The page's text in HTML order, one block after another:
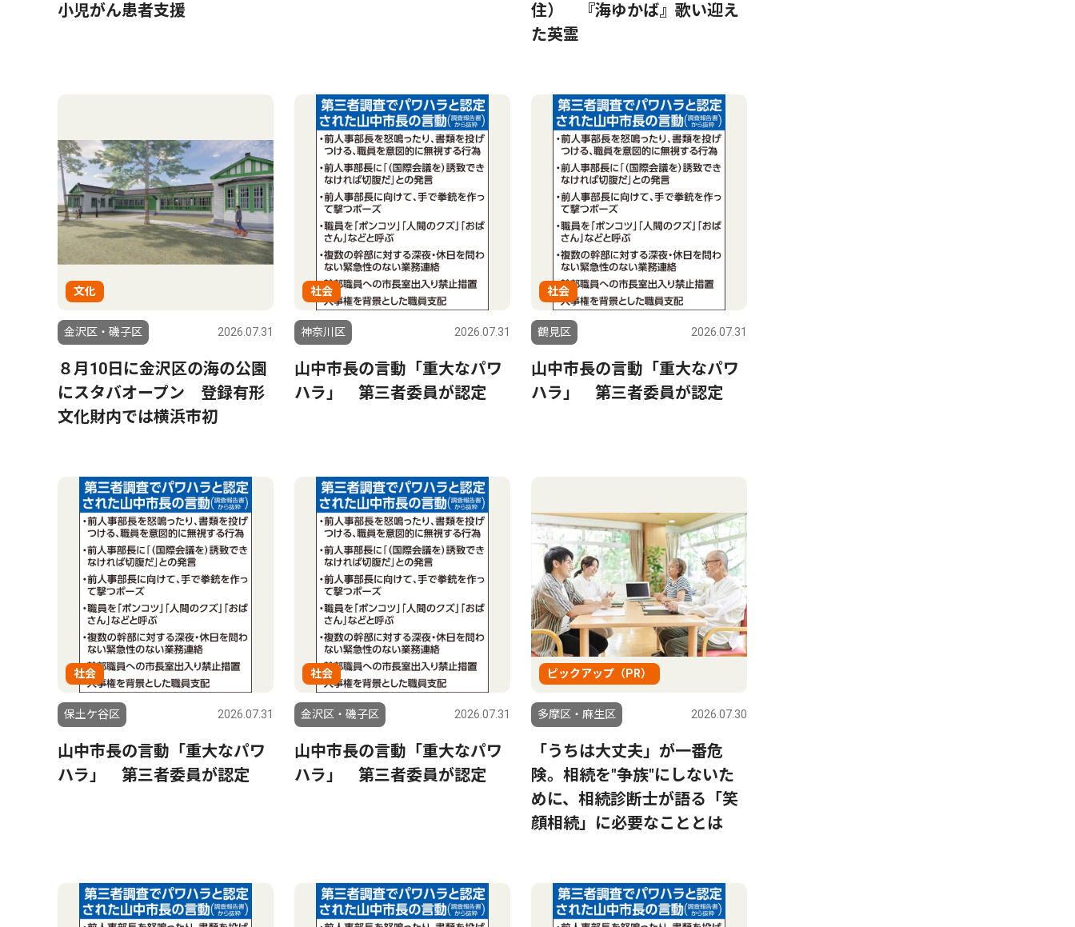
小児がん患者支援
住） 『海ゆかば』歌い迎え
た英霊
文化
金沢区・磯子区 2026.07.31
８月10日に金沢区の海の公園
にスタバオープン 登録有形
文化財内では横浜市初
社会
神奈川区 2026.07.31
山中市長の言動「重大なパワ
ハラ」 第三者委員が認定
社会
鶴見区 2026.07.31
山中市長の言動「重大なパワ
ハラ」 第三者委員が認定
社会
保土ケ谷区 2026.07.31
山中市長の言動「重大なパワ
ハラ」 第三者委員が認定
社会
金沢区・磯子区 2026.07.31
山中市長の言動「重大なパワ
ハラ」 第三者委員が認定
ピックアップ（PR）
多摩区・麻生区 2026.07.30
「うちは大丈夫」が一番危
険。相続を"争族"にしないた
めに、相続診断士が語る「笑
顔相続」に必要なこととは